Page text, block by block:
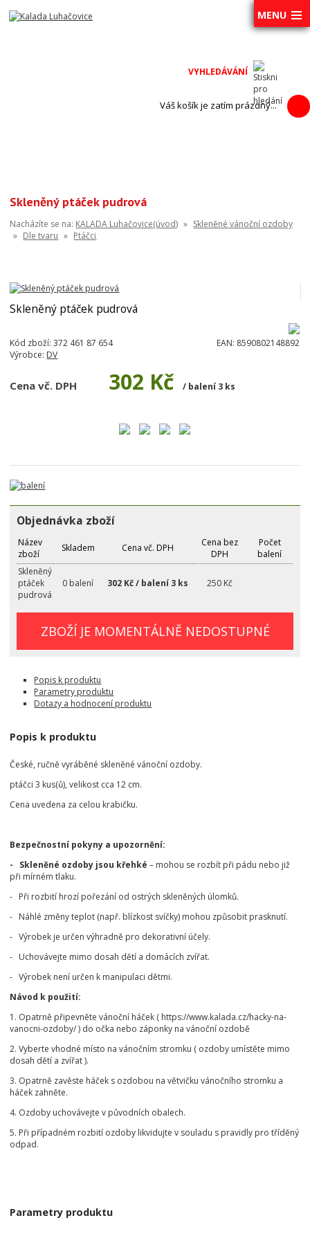
MENU
Váš košík je zatím prázdný...
Skleněný ptáček pudrová
Nacházíte se na: KALADA Luhačovice(úvod) » Skleněné vánoční ozdoby
» Dle tvaru » Ptáčci
Skleněný ptáček pudrová
Kód zboží: 372 461 87 654 EAN: 8590802148892
Výrobce: DV
Cena vč. DPH 302 Kč / balení 3 ks
Objednávka zboží
Název
zboží
Skladem Cena vč. DPH
Cena bez
DPH
Počet
balení
Skleněný
ptáček
pudrová
0 balení 302 Kč / balení 3 ks 250 Kč
ZBOŽÍ JE MOMENTÁLNĚ NEDOSTUPNÉ
Popis k produktu
Parametry produktu
Dotazy a hodnocení produktu
Popis k produktu
České, ručně vyráběné skleněné vánoční ozdoby.
ptáčci 3 kus(ů), velikost cca 12 cm.
Cena uvedena za celou krabičku.
Bezpečnostní pokyny a upozornění:
- Skleněné ozdoby jsou křehké – mohou se rozbít při pádu nebo již
při mírném tlaku.
- Při rozbití hrozí pořezání od ostrých skleněných úlomků.
- Náhlé změny teplot (např. blízkost svíčky) mohou způsobit prasknutí.
- Výrobek je určen výhradně pro dekorativní účely.
- Uchovávejte mimo dosah dětí a domácích zvířat.
- Výrobek není určen k manipulaci dětmi.
Návod k použití:
1. Opatrně připevněte vánoční háček ( https://www.kalada.cz/hacky-na-
vanocni-ozdoby/ ) do očka nebo záponky na vánoční ozdobě
2. Vyberte vhodné místo na vánočním stromku ( ozdoby umístěte mimo
dosah dětí a zvířat ).
3. Opatrně zavěste háček s ozdobou na větvičku vánočního stromku a
háček zahněte.
4. Ozdoby uchovávejte v původních obalech.
5. Při případném rozbití ozdoby likvidujte v souladu s pravidly pro tříděný
odpad.
Parametry produktu